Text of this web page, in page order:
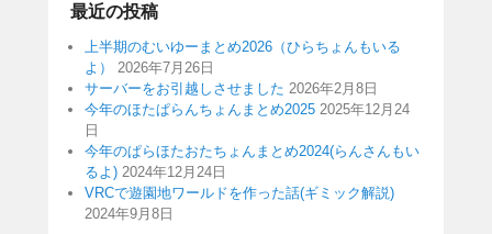
最近の投稿
上半期のむいゆーまとめ2026（ひらちょんもいる
よ）
2026年7月26日
サーバーをお引越しさせました 2026年2月8日
今年のほたぱらんちょんまとめ2025 2025年12月24
日
今年のぱらほたおたちょんまとめ2024(らんさんもい
るよ) 2024年12月24日
VRCで遊園地ワールドを作った話(ギミック解説)
2024年9月8日